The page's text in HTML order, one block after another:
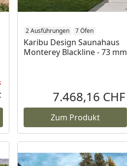
Ursprünglicher Preis
2 Ausführungen 7 Öfen
Karibu Design Saunahaus
Monterey Blackline - 73 mm
7.468,16 CHF
Zum Produkt